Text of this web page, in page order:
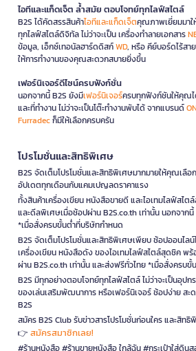
ไอทีและแก็ดเจ็ต ล้ำสมัย ตอบโจทย์ทุกไลฟ์สไตล์
B2S ได้คัดสรรสินค้าไอทีและแก็ดเจ็ตคุณภาพเยี่ยมมา
ทุกไลฟ์สไตล์ดิจิทัล ไม่ว่าจะเป็น เครื่องทำลายเอกสาร
ข้อมูล, เอ็กซ์เทอนัลฮาร์ดดิสก์WD, หรือ คีย์บอร์ดไร้สา
ให้การทำงานของคุณสะดวกสบายยิ่งขึ้น
เฟอร์นิเจอร์ดีไซน์ครบฟังก์ชั่น
นอกจากนี้ B2S ยังมีเฟอร์นิเจอร์ครบทุกฟังก์ชันให้คุณ
และที่ทำงาน ไม่ว่าจะเป็นโต๊ะทำงานพับได้ จากแบรนด์
Furradecก็มีให้เลือกครบครัน
โปรโมชั่นและสิทธิพิเศษ
B2S จัดเต็มโปรโมชั่นและสิทธิพิเศษมากมายให้คุณเลือ
อัปเดตทุกเดือนกับแคมเปญลดราคาแรง
ทั้งสินค้าเครื่องเขียน หนังสือขายดี และไอเทมไลฟ์สไ
และดีลพิเศษเมื่อช้อปผ่าน B2S.co.th เท่านั้น นอกจาก
*เมื่อสั่งครบขั้นต่ำที่บริษัทกำหนด
B2S จัดเต็มโปรโมชั่นและสิทธิพิเศษเพียบ ช้อปออนไล
เครื่องเขียน หนังสือดัง ของไอเทมไลฟ์สไตล์สุดชิค พ
ผ่าน B2S.co.th เท่านั้น และส่งฟรีทั่วไทย *เมื่อสั่งครบ
B2S มีทุกอย่างตอบโจทย์ทุกไลฟ์สไตล์ ไม่ว่าจะเป็นอุป
ของเล่นเสริมพัฒนาการ หรือเฟอร์นิเจอร์ ช้อปง่าย สะ
B2S
สมัคร B2S Club รับข่าวสารโปรโมชั่นก่อนใคร และสิท
👉 สมัครสมาชิกเลย!
#ร้านหนังสือ #ร้านขายหนังสือ ใกล้ฉัน #กระเป๋าใส่ดิน